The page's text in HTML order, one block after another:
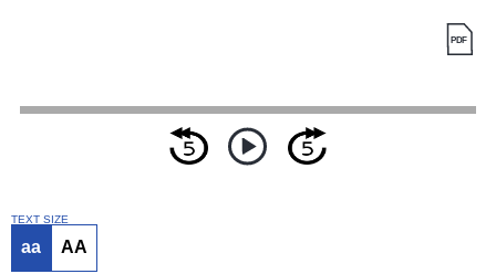
TEXT SIZE
aa AA